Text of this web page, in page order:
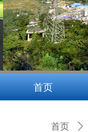
首页
首页 ꄲ